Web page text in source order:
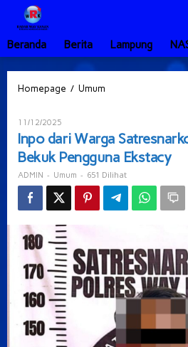
Lewati
konten
Beranda
Berita Lampung
Homepage / Umum
Way
kanan
Pengguna
Ekstacy
11/12/2025
ADMIN
Inpo dari Warga
Bekuk Pengguna Ekstacy
ADMIN - Umum - 651 Dilihat